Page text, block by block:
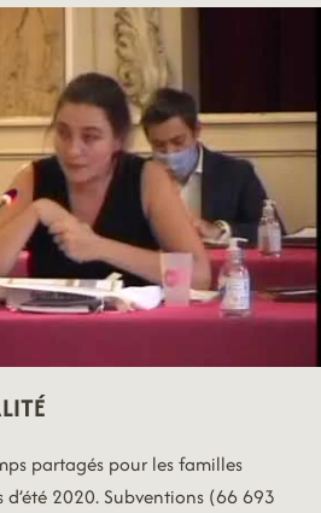
partagés pour les familles
2020. Subventions (66 693